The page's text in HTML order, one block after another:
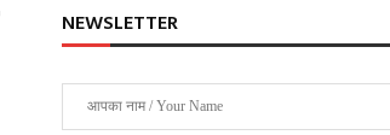
NEWSLETTER